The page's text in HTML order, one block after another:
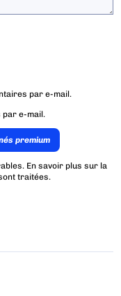
par e-mail.
par e-mail.
premium
En savoir plus sur la
traitées.